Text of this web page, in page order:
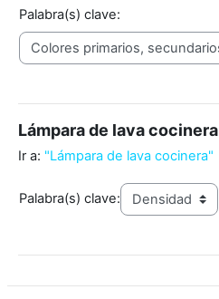
Palabra(s) clave:
Lámpara de lava cocinera
Ir a: "Lámpara de lava cocinera"
Palabra(s) clave: